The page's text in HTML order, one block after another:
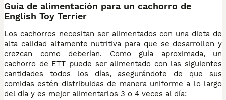
Guía de alimentación para un cachorro de
English Toy Terrier
Los cachorros necesitan ser alimentados con una dieta de
alta calidad altamente nutritiva para que se desarrollen y
crezcan como deberían. Como guía aproximada, un
cachorro de ETT puede ser alimentado con las siguientes
cantidades todos los días, asegurándote de que sus
comidas estén distribuidas de manera uniforme a lo largo
del día y es mejor alimentarlos 3 o 4 veces al día: